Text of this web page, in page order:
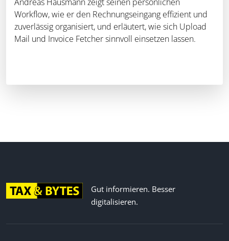
Workflow, wie er den Rechnungseingang effizient und
zuverlässig organisiert, und erläutert, wie sich Upload
Mail und Invoice Fetcher sinnvoll einsetzen lassen.
Gut informieren. Besser
digitalisieren.